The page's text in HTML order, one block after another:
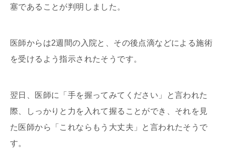
塞であることが判明しました。
医師からは2週間の入院と、その後点滴などによる施術
を受けるよう指示されたそうです。
翌日、医師に「手を握ってみてください」と言われた
際、しっかりと力を入れて握ることができ、それを見
た医師から「これならもう大丈夫」と言われたそうで
す。